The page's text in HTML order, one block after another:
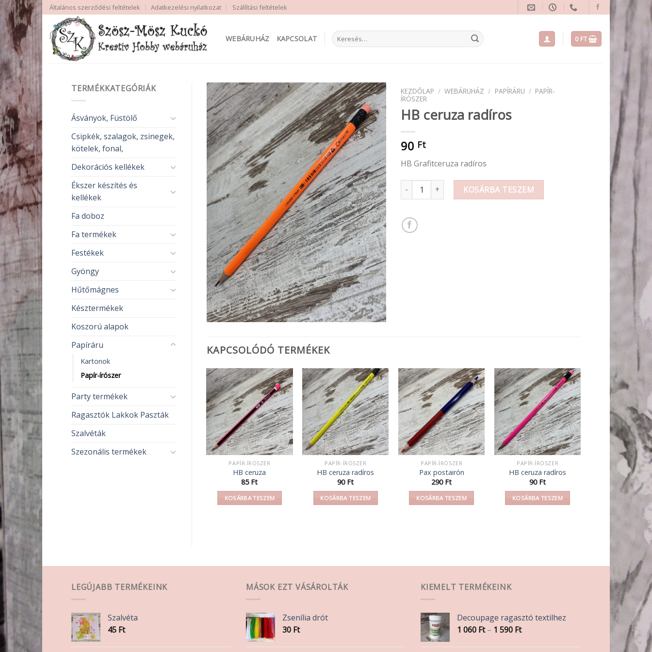
Skip
to
content
Általános szerződési feltételek Adatkezelési nyilatkozat Szállítási feltételek
WEBÁRUHÁZ KAPCSOLAT
Keresés
a
0 FT
TERMÉKKATEGÓRIÁK
Ásványok, Füstölő
Csipkék, szalagok, zsinegek,
kötelek, fonal,
Dekorációs kellékek
Ékszer készítés és
kellékek
Fa doboz
Fa termékek
Festékek
Gyöngy
Hűtőmágnes
Késztermékek
Koszorú alapok
Papíráru
Kartonok
Papír-írószer
Party termékek
Ragasztók Lakkok Paszták
Szalvéták
Szezonális termékek
KEZDŐLAP / WEBÁRUHÁZ / PAPÍRÁRU / PAPÍR-
ÍRÓSZER
HB ceruza radíros
90 Ft
HB Grafitceruza radíros
HB ceruza radíros mennyiségKOSÁRBA TESZEM
KAPCSOLÓDÓ TERMÉKEK
PAPÍR-ÍRÓSZER
HB ceruza
85 Ft
KOSÁRBA TESZEM
PAPÍR-ÍRÓSZER
HB ceruza radíros
90 Ft
KOSÁRBA TESZEM
PAPÍR-ÍRÓSZER
Pax postairón
290 Ft
KOSÁRBA TESZEM
PAPÍR-ÍRÓSZER
HB ceruza radíros
90 Ft
KOSÁRBA TESZEM
HB ceruza radíros
KOSÁRBA TESZEM
LEGÚJABB TERMÉKEINK
Szalvéta
45 Ft
MÁSOK EZT VÁSÁROLTÁK
Zsenília drót
30 Ft
KIEMELT TERMÉKEINK
Decoupage ragasztó textilhez
1 060 Ft – 1 590 FtÁrtartomány:
060 Ft